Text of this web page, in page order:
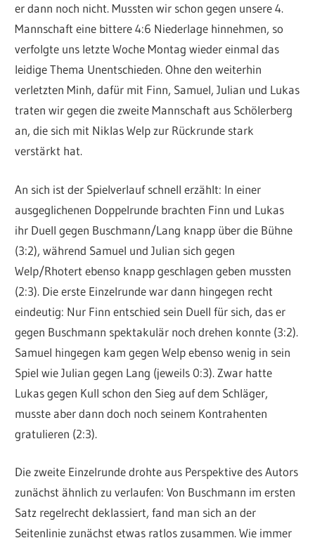
er dann noch nicht. Mussten wir schon gegen unsere 4.
Mannschaft eine bittere 4:6 Niederlage hinnehmen, so
verfolgte uns letzte Woche Montag wieder einmal das
leidige Thema Unentschieden. Ohne den weiterhin
verletzten Minh, dafür mit Finn, Samuel, Julian und Lukas
traten wir gegen die zweite Mannschaft aus Schölerberg
an, die sich mit Niklas Welp zur Rückrunde stark
verstärkt hat.
An sich ist der Spielverlauf schnell erzählt: In einer
ausgeglichenen Doppelrunde brachten Finn und Lukas
ihr Duell gegen Buschmann/Lang knapp über die Bühne
(3:2), während Samuel und Julian sich gegen
Welp/Rhotert ebenso knapp geschlagen geben mussten
(2:3). Die erste Einzelrunde war dann hingegen recht
eindeutig: Nur Finn entschied sein Duell für sich, das er
gegen Buschmann spektakulär noch drehen konnte (3:2).
Samuel hingegen kam gegen Welp ebenso wenig in sein
Spiel wie Julian gegen Lang (jeweils 0:3). Zwar hatte
Lukas gegen Kull schon den Sieg auf dem Schläger,
musste aber dann doch noch seinem Kontrahenten
gratulieren (2:3).
Die zweite Einzelrunde drohte aus Perspektive des Autors
zunächst ähnlich zu verlaufen: Von Buschmann im ersten
Satz regelrecht deklassiert, fand man sich an der
Seitenlinie zunächst etwas ratlos zusammen. Wie immer